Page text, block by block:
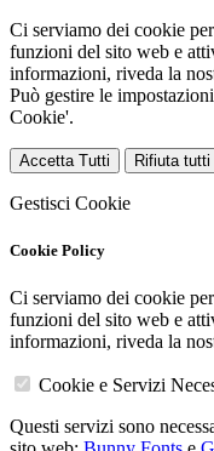
Ci serviamo dei cookie
funzioni del sito web e
informazioni, riveda la
Può gestire le
Cookie'.
Accetta Tutti Rifiuta tutti
Gestisci Cookie
Cookie Policy
Ci serviamo dei cookie
funzioni del sito web e
informazioni, riveda la
Cookie e Servizi
Questi servizi sono